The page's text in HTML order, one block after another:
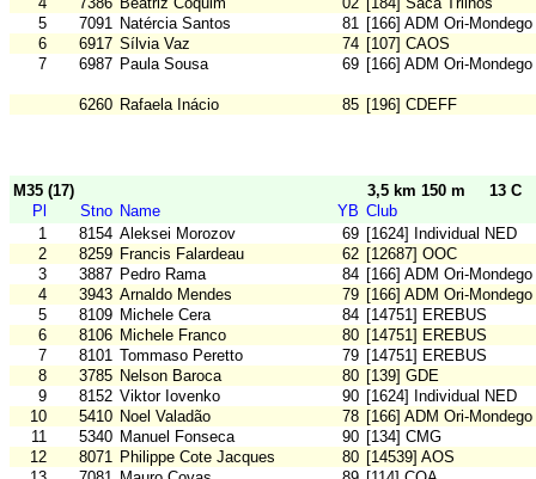
5
7091 Natércia Santos 81 [166] ADM Ori-Mondego
6
6917 Sílvia Vaz 74 [107] CAOS
7
6987 Paula Sousa 69 [166] ADM Ori-Mondego
6260 Rafaela Inácio 85 [196] CDEFF
M35 (17) 3,5 km 150 m
13 C
Pl
Stno Name YB Club
1
8154 Aleksei Morozov 69 [1624] Individual NED
2
8259 Francis Falardeau 62 [12687] OOC
3
3887 Pedro Rama 84 [166] ADM Ori-Mondego
4
3943 Arnaldo Mendes 79 [166] ADM Ori-Mondego
5
8109 Michele Cera 84 [14751] EREBUS
6
8106 Michele Franco 80 [14751] EREBUS
7
8101 Tommaso Peretto 79 [14751] EREBUS
8
3785 Nelson Baroca 80 [139] GDE
9
8152 Viktor Iovenko 90 [1624] Individual NED
10
5410 Noel Valadão 78 [166] ADM Ori-Mondego
11
5340 Manuel Fonseca 90 [134] CMG
12
8071 Philippe Cote Jacques 80 [14539] AOS